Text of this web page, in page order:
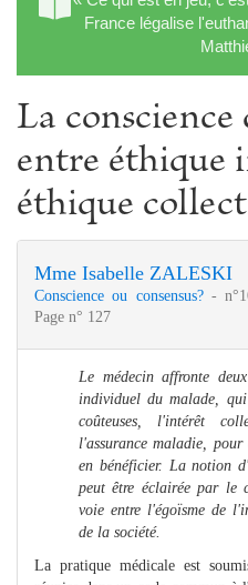
France légalise
La
entre éthique
éthique
Mme Isabelle ZALESKI
Conscience ou consensus? -
Page n° 127
Le médecin affronte
individuel du malade, qui
coûteuses, l'intérêt
l'assurance maladie,
en bénéficier. La notion
peut être éclairée par le
voie entre l'égoïsme de
de la société.
La pratique médicale est